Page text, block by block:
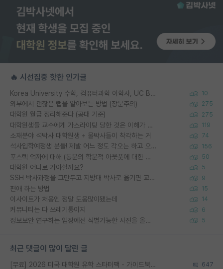
🔥 시선집중 핫한 인기글
Korea University 수학, 컴퓨터과학 이학사, UC Berkeley 산업공학 대학원 공학박사가 되는 것은 쉽지 않겠죠? 10
외부에서 괜찮은 랩을 알아보는 방법 (장문주의) 275
대학원 월급 정리해준다 (공대 기준) 275
대학원생들 교수에게 가스라이팅 당한 것은 이해가 갑니다. 안타깝네요. 119
소재분야 석박사 대학원생 + 물박사들이 착각하는 거 74
석사입학예정생 분들! 제발 어느 정도 각오는 하고 오세요. 156
포스텍 억까에 대해 (동문의 학문적 아웃풋에 대한 반박) 50
대학원 어디로 가야할까요? 5
SSH 박사과정을 그만두고 지방대 박사로 옮기면 교수의 꿈은 끝일까요? 9
편애 하는 방법 15
이사이트가 처음엔 정말 도움많이됐는데 14
커뮤니티는 다 쓰레기통이지 6
정보보안 연구하는 입장에선 식별가능한 사진을 올리는건 비추이긴함 5
최근 댓글이 많이 달린 글
[무료] 2026 미국 대학원 유학 스타터팩 - 가이드북 & 합격자 컨택메일 템플릿 647